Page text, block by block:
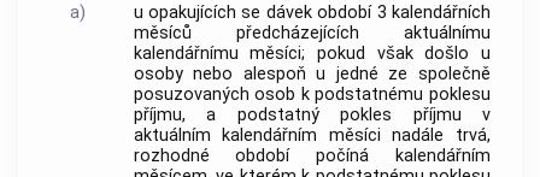
a)
u opakujících se dávek období 3 kalendářních
měsíců předcházejících aktuálnímu
kalendářnímu měsíci; pokud však došlo u
osoby nebo alespoň u jedné ze společně
posuzovaných osob k podstatnému poklesu
příjmu, a podstatný pokles příjmu v
aktuálním kalendářním měsíci nadále trvá,
rozhodné období počíná kalendářním